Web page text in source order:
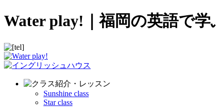
Water play!｜福岡の英語で
Sunshine class
Star class